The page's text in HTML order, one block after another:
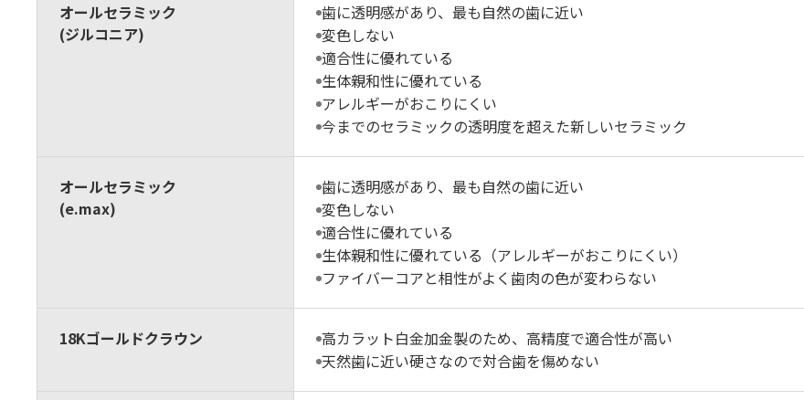
オールセラミック
(ジルコニア)
歯に透明感があり、最も自然の歯に近い
変色しない
適合性に優れている
生体親和性に優れている
アレルギーがおこりにくい
今までのセラミックの透明度を超えた新しいセラミック
オールセラミック
(e.max)
歯に透明感があり、最も自然の歯に近い
変色しない
適合性に優れている
生体親和性に優れている（アレルギーがおこりにくい）
ファイバーコアと相性がよく歯肉の色が変わらない
18Kゴールドクラウン
高カラット白金加金製のため、高精度で適合性が高い
天然歯に近い硬さなので対合歯を傷めない